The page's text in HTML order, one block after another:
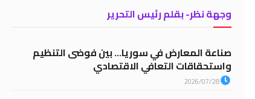
وجهة نظر- بقلم رئيس التحرير
صناعة المعارض في سوريا… بين فوضى التنظيم
واستحقاقات التعافي الاقتصادي
2026/07/28